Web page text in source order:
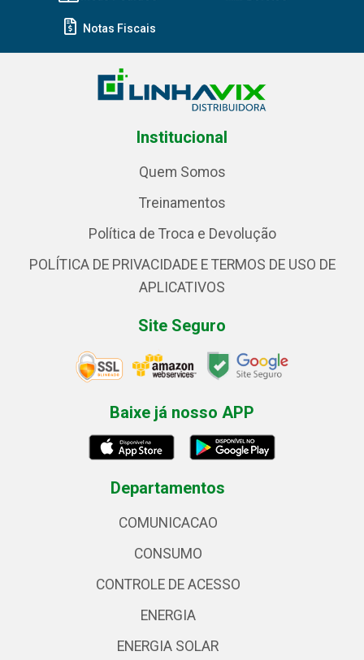
Notas Fiscais
Institucional
Quem Somos
Treinamentos
Política de Troca e Devolução
POLÍTICA DE PRIVACIDADE E TERMOS DE USO DE
APLICATIVOS
Site Seguro
Baixe já nosso APP
Departamentos
COMUNICACAO
CONSUMO
CONTROLE DE ACESSO
ENERGIA
ENERGIA SOLAR